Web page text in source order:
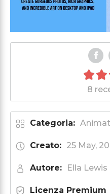
8
Categoria:
Creato: 25 May,
Autore: Ella Lewis
Licenza Premium